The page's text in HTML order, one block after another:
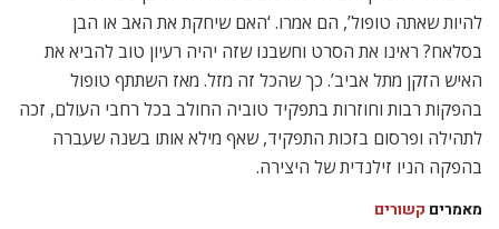
להיות שאתה טופול’, הם אמרו. ‘האם שיחקת את האב או הבן
בסלאח? ראינו את הסרט וחשבנו שזה יהיה רעיון טוב להביא את
האיש הזקן מתל אביב’. כך שהכל זה מזל. מאז השתתף טופול
בהפקות רבות וחוזרות בתפקיד טוביה החולב בכל רחבי העולם, זכה
לתהילה ופרסום בזכות התפקיד, שאף מילא אותו בשנה שעברה
בהפקה הניו זילנדית של היצירה.
מאמרים קשורים